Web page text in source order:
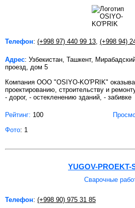
Телефон: (+998 97) 440 99 13 (+998 94)
Адрес: Узбекистан, Ташкент,
проезд, дом 5
Компания OOO "OSIYO-KO'PRIK"
проектированию, строительству и
- дорог, - остекленению зданий, - забивке
Рейтинг: 100
Фото: 1
YUGOV-PROEKT-
Сварочные
Телефон: (+998 90) 975 31 85